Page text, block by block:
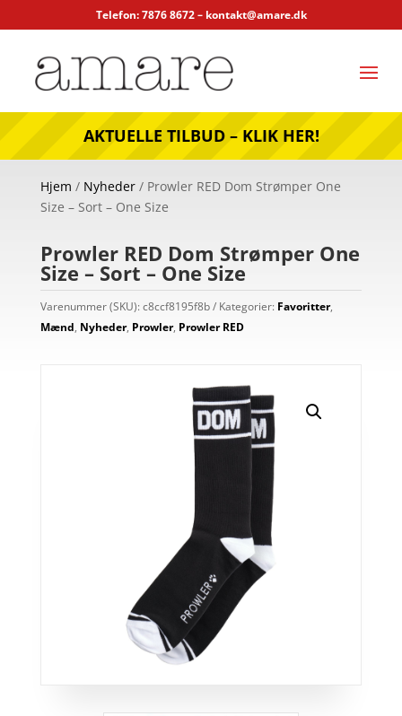
Telefon: 7876 8672 – kontakt@amare.dk
AKTUELLE TILBUD – KLIK HER!
Hjem / Nyheder/ Prowler RED Dom Strømper One
Size – Sort – One Size
Prowler RED Dom Strømper One
Size – Sort – One Size
Varenummer (SKU):c8ccf8195f8b Kategorier: Favoritter,
Mænd, Nyheder, Prowler, Prowler RED